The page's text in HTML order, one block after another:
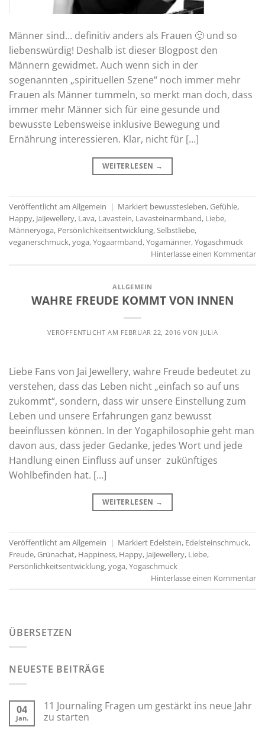
Männer sind… definitiv anders als Frauen 🙂 und so
liebenswürdig! Deshalb ist dieser Blogpost den
Männern gewidmet. Auch wenn sich in der
sogenannten „spirituellen Szene“ noch immer mehr
Frauen als Männer tummeln, so merkt man doch, dass
immer mehr Männer sich für eine gesunde und
bewusste Lebensweise inklusive Bewegung und
Ernährung interessieren. Klar, nicht für […]
WEITERLESEN →
Veröffentlicht am Allgemein | Markiert bewusstesleben,Gefühle,
Happy, JaiJewellery, Lava, Lavastein, Lavasteinarmband, Liebe,
Männeryoga, Persönlichkeitsentwicklung,Selbstliebe,
veganerschmuck,yoga,Yogaarmband,Yogamänner,Yogaschmuck
Hinterlasse einen Kommentar
ALLGEMEIN
WAHRE FREUDE KOMMT VON INNEN
VERÖFFENTLICHT AM FEBRUAR 22, 2016 VON JULIA
Liebe Fans von Jai Jewellery, wahre Freude bedeutet zu
verstehen, dass das Leben nicht „einfach so auf uns
zukommt“, sondern, dass wir unsere Einstellung zum
Leben und unsere Erfahrungen ganz bewusst
beeinflussen können. In der Yogaphilosophie geht man
davon aus, dass jeder Gedanke, jedes Wort und jede
Handlung einen Einfluss auf unser zukünftiges
Wohlbefinden hat. […]
WEITERLESEN →
Veröffentlicht am Allgemein | Markiert Edelstein, Edelsteinschmuck,
Freude,Grünachat, Happiness, Happy, JaiJewellery, Liebe,
Persönlichkeitsentwicklung,yoga,Yogaschmuck
Hinterlasse einen Kommentar
ÜBERSETZEN
NEUESTE BEITRÄGE
04
Jan.
11 Journaling Fragen um gestärkt ins neue Jahr
zu starten